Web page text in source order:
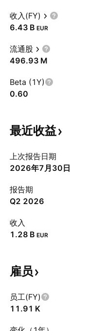
收入(FY)
‪6.43 B‬ EUR
流通股
‪496.93 M‬
Beta (1Y)
0.60
最近收益
上次报告日期
2026年7月30日
报告期
Q2 2026
收入
‪1.28 B‬ EUR
雇员
员工(FY)
‪11.91 K‬